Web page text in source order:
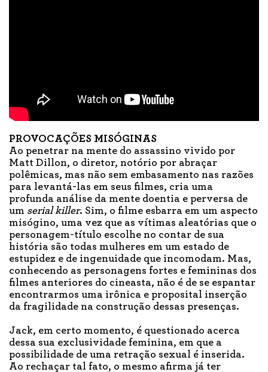
PROVOCAÇÕES MISÓGINAS
Ao penetrar na mente do assassino vivido por
Matt Dillon, o diretor, notório por abraçar
polêmicas, mas não sem embasamento nas razões
para levantá-las em seus filmes, cria uma
profunda análise da mente doentia e perversa de
um serial killer. Sim, o filme esbarra em um aspecto
misógino, uma vez que as vítimas aleatórias que o
personagem-título escolhe no contar de sua
história são todas mulheres em um estado de
estupidez e de ingenuidade que incomodam. Mas,
conhecendo as personagens fortes e femininas dos
filmes anteriores do cineasta, não é de se espantar
encontrarmos uma irônica e proposital inserção
da fragilidade na construção dessas presenças.
Jack, em certo momento, é questionado acerca
dessa sua exclusividade feminina, em que a
possibilidade de uma retração sexual é inserida.
Ao rechaçar tal fato, o mesmo afirma já ter